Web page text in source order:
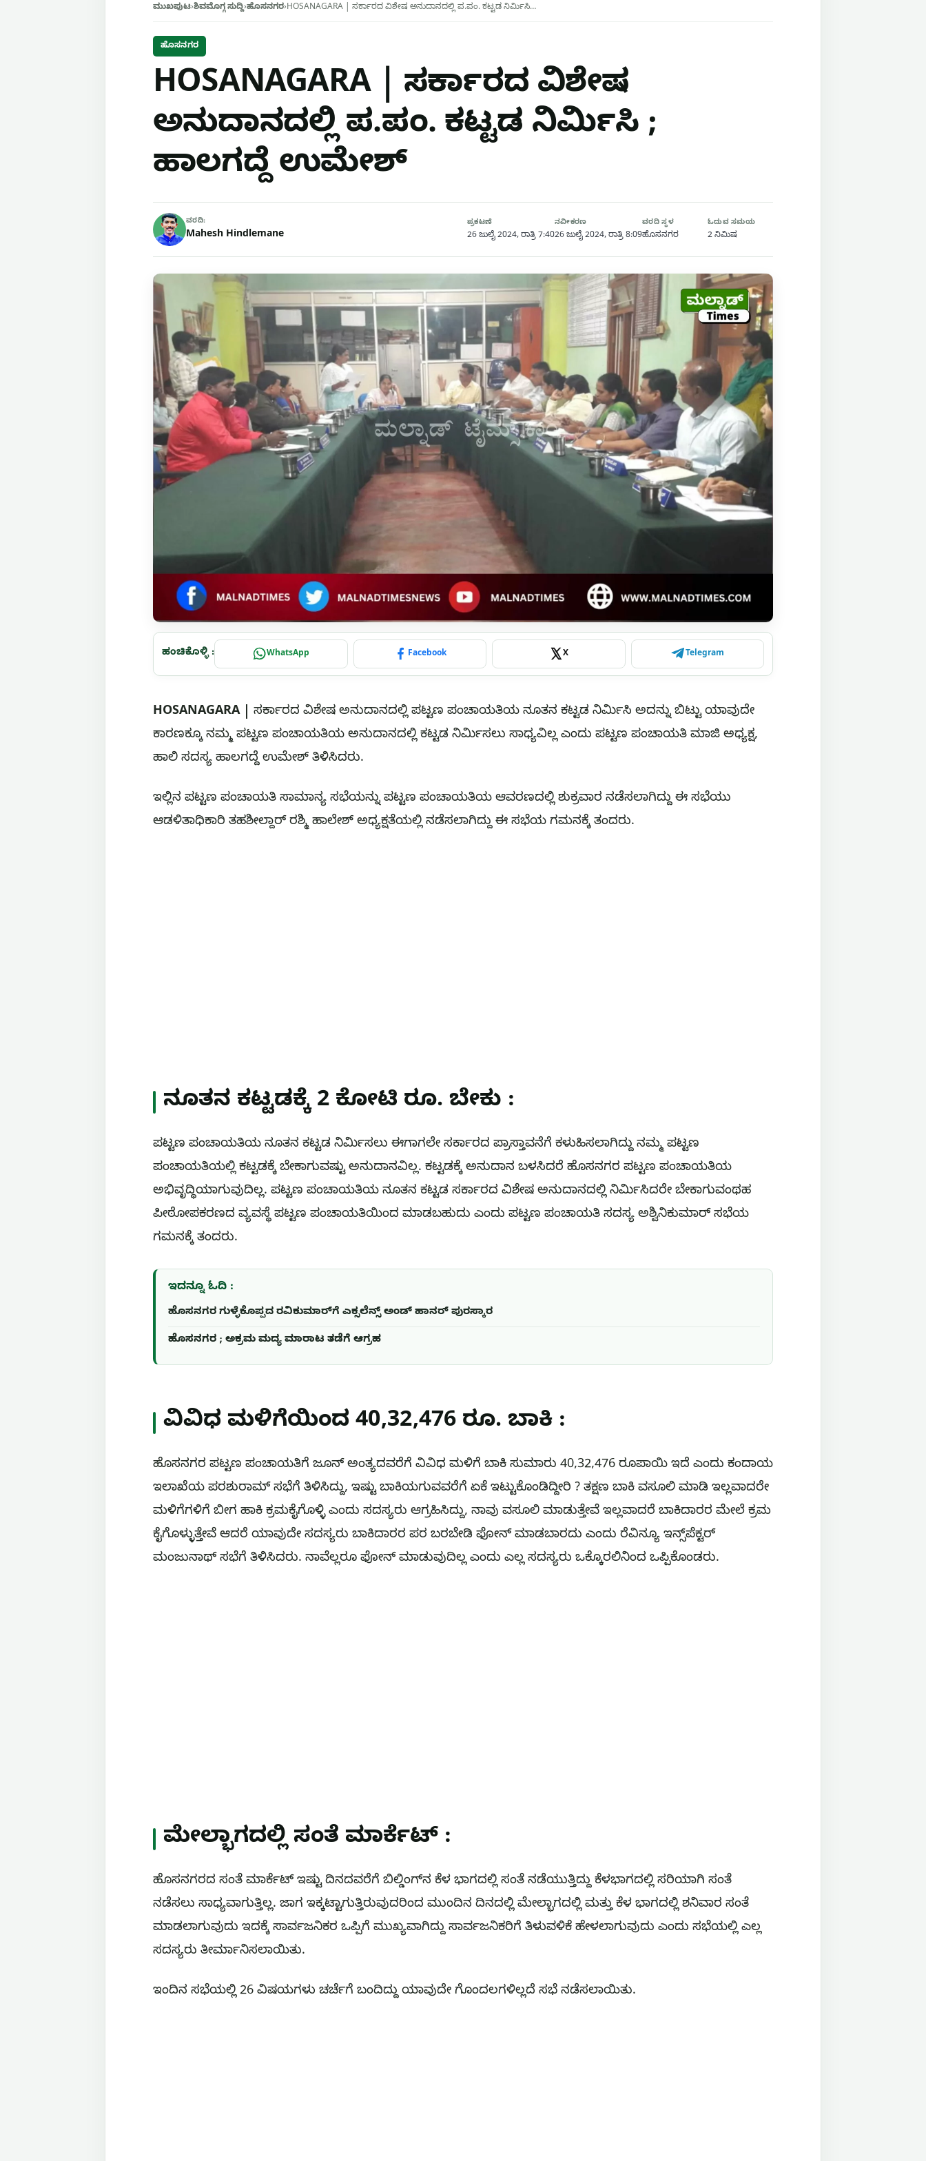
ಮುಖಪುಟ›ಶಿವಮೊಗ್ಗ ಸುದ್ದಿ›ಹೊಸನಗರ›HOSANAGARA | ಸರ್ಕಾರದ ವಿಶೇಷ ಅನುದಾನದಲ್ಲಿ ಪ.ಪಂ. ಕಟ್ಟಡ ನಿರ್ಮಿಸಿ…
ಹೊಸನಗರ
HOSANAGARA | ಸರ್ಕಾರದ ವಿಶೇಷ
ಅನುದಾನದಲ್ಲಿ ಪ.ಪಂ. ಕಟ್ಟಡ ನಿರ್ಮಿಸಿ ;
ಹಾಲಗದ್ದೆ ಉಮೇಶ್
ವರದಿ:
Mahesh Hindlemane
ಪ್ರಕಟಣೆ
26 ಜುಲೈ 2024, ರಾತ್ರಿ 7:40
ನವೀಕರಣ
26 ಜುಲೈ 2024, ರಾತ್ರಿ 8:09
ವರದಿ ಸ್ಥಳ
ಹೊಸನಗರ
ಓದುವ ಸಮಯ
2 ನಿಮಿಷ
ಹಂಚಿಕೊಳ್ಳಿ : WhatsApp Facebook X Telegram
HOSANAGARA | ಸರ್ಕಾರದ ವಿಶೇಷ ಅನುದಾನದಲ್ಲಿ ಪಟ್ಟಣ ಪಂಚಾಯತಿಯ ನೂತನ ಕಟ್ಟಡ ನಿರ್ಮಿಸಿ ಅದನ್ನು ಬಿಟ್ಟು ಯಾವುದೇ
ಕಾರಣಕ್ಕೂ ನಮ್ಮ ಪಟ್ಟಣ ಪಂಚಾಯತಿಯ ಅನುದಾನದಲ್ಲಿ ಕಟ್ಟಡ ನಿರ್ಮಿಸಲು ಸಾಧ್ಯವಿಲ್ಲ ಎಂದು ಪಟ್ಟಣ ಪಂಚಾಯತಿ ಮಾಜಿ ಅಧ್ಯಕ್ಷ,
ಹಾಲಿ ಸದಸ್ಯ ಹಾಲಗದ್ದೆ ಉಮೇಶ್‌ ತಿಳಿಸಿದರು.
ಇಲ್ಲಿನ ಪಟ್ಟಣ ಪಂಚಾಯತಿ ಸಾಮಾನ್ಯ ಸಭೆಯನ್ನು ಪಟ್ಟಣ ಪಂಚಾಯತಿಯ ಆವರಣದಲ್ಲಿ ಶುಕ್ರವಾರ ನಡೆಸಲಾಗಿದ್ದು ಈ ಸಭೆಯು
ಆಡಳಿತಾಧಿಕಾರಿ ತಹಶೀಲ್ದಾರ್ ರಶ್ಮಿ ಹಾಲೇಶ್‌ ಅಧ್ಯಕ್ಷತೆಯಲ್ಲಿ ನಡೆಸಲಾಗಿದ್ದು ಈ ಸಭೆಯ ಗಮನಕ್ಕೆ ತಂದರು.
ನೂತನ ಕಟ್ಟಡಕ್ಕೆ 2 ಕೋಟಿ ರೂ. ಬೇಕು :
ಪಟ್ಟಣ ಪಂಚಾಯತಿಯ ನೂತನ ಕಟ್ಟಡ ನಿರ್ಮಿಸಲು ಈಗಾಗಲೇ ಸರ್ಕಾರದ ಪ್ರಾಸ್ತಾವನೆಗೆ ಕಳುಹಿಸಲಾಗಿದ್ದು ನಮ್ಮ ಪಟ್ಟಣ
ಪಂಚಾಯತಿಯಲ್ಲಿ ಕಟ್ಟಡಕ್ಕೆ ಬೇಕಾಗುವಷ್ಟು ಅನುದಾನವಿಲ್ಲ. ಕಟ್ಟಡಕ್ಕೆ ಅನುದಾನ ಬಳಸಿದರೆ ಹೊಸನಗರ ಪಟ್ಟಣ ಪಂಚಾಯತಿಯ
ಅಭಿವೃದ್ಧಿಯಾಗುವುದಿಲ್ಲ. ಪಟ್ಟಣ ಪಂಚಾಯತಿಯ ನೂತನ ಕಟ್ಟಡ ಸರ್ಕಾರದ ವಿಶೇಷ ಅನುದಾನದಲ್ಲಿ ನಿರ್ಮಿಸಿದರೇ ಬೇಕಾಗುವಂಥಹ
ಪೀಠೋಪಕರಣದ ವ್ಯವಸ್ಥೆ ಪಟ್ಟಣ ಪಂಚಾಯತಿಯಿಂದ ಮಾಡಬಹುದು ಎಂದು ಪಟ್ಟಣ ಪಂಚಾಯತಿ ಸದಸ್ಯ ಅಶ್ವಿನಿಕುಮಾರ್‌ ಸಭೆಯ
ಗಮನಕ್ಕೆ ತಂದರು.
ಇದನ್ನೂ ಓದಿ :
ಹೊಸನಗರ ಗುಳ್ಳೆಕೊಪ್ಪದ ರವಿಕುಮಾರ್‌ಗೆ ಎಕ್ಸಲೆನ್ಸ್ ಅಂಡ್ ಹಾನರ್ ಪುರಸ್ಕಾರ
ಹೊಸನಗರ ; ಅಕ್ರಮ ಮದ್ಯ ಮಾರಾಟ ತಡೆಗೆ ಆಗ್ರಹ
ವಿವಿಧ ಮಳಿಗೆಯಿಂದ 40,32,476 ರೂ. ಬಾಕಿ :
ಹೊಸನಗರ ಪಟ್ಟಣ ಪಂಚಾಯತಿಗೆ ಜೂನ್ ಅಂತ್ಯದವರೆಗೆ ವಿವಿಧ ಮಳಿಗೆ ಬಾಕಿ ಸುಮಾರು 40,32,476 ರೂಪಾಯಿ ಇದೆ ಎಂದು ಕಂದಾಯ
ಇಲಾಖೆಯ ಪರಶುರಾಮ್‌ ಸಭೆಗೆ ತಿಳಿಸಿದ್ದು, ಇಷ್ಟು ಬಾಕಿಯಗುವವರೆಗೆ ಏಕೆ ಇಟ್ಟುಕೊಂಡಿದ್ದೀರಿ ? ತಕ್ಷಣ ಬಾಕಿ ವಸೂಲಿ ಮಾಡಿ ಇಲ್ಲವಾದರೇ
ಮಳಿಗೆಗಳಿಗೆ ಬೀಗ ಹಾಕಿ ಕ್ರಮಕೈಗೊಳ್ಳಿ ಎಂದು ಸದಸ್ಯರು ಆಗ್ರಹಿಸಿದ್ದು, ನಾವು ವಸೂಲಿ ಮಾಡುತ್ತೇವೆ ಇಲ್ಲವಾದರೆ ಬಾಕಿದಾರರ ಮೇಲೆ ಕ್ರಮ
ಕೈಗೊಳ್ಳುತ್ತೇವೆ ಆದರೆ ಯಾವುದೇ ಸದಸ್ಯರು ಬಾಕಿದಾರರ ಪರ ಬರಬೇಡಿ ಫೋನ್ ಮಾಡಬಾರದು ಎಂದು ರೆವಿನ್ಯೂ ಇನ್ಸ್‌ಪೆಕ್ಟರ್
ಮಂಜುನಾಥ್‌ ಸಭೆಗೆ ತಿಳಿಸಿದರು. ನಾವೆಲ್ಲರೂ ಫೋನ್ ಮಾಡುವುದಿಲ್ಲ ಎಂದು ಎಲ್ಲ ಸದಸ್ಯರು ಒಕ್ಕೊರಲಿನಿಂದ ಒಪ್ಪಿಕೊಂಡರು.
ಮೇಲ್ಭಾಗದಲ್ಲಿ ಸಂತೆ ಮಾರ್ಕೆಟ್ :
ಹೊಸನಗರದ ಸಂತೆ ಮಾರ್ಕೆಟ್ ಇಷ್ಟು ದಿನದವರೆಗೆ ಬಿಲ್ಡಿಂಗ್‌ನ ಕೆಳ ಭಾಗದಲ್ಲಿ ಸಂತೆ ನಡೆಯುತ್ತಿದ್ದು ಕೆಳಭಾಗದಲ್ಲಿ ಸರಿಯಾಗಿ ಸಂತೆ
ನಡೆಸಲು ಸಾಧ್ಯವಾಗುತ್ತಿಲ್ಲ. ಜಾಗ ಇಕ್ಕಟ್ಟಾಗುತ್ತಿರುವುದರಿಂದ ಮುಂದಿನ ದಿನದಲ್ಲಿ ಮೇಲ್ಭಾಗದಲ್ಲಿ ಮತ್ತು ಕೆಳ ಭಾಗದಲ್ಲಿ ಶನಿವಾರ ಸಂತೆ
ಮಾಡಲಾಗುವುದು ಇದಕ್ಕೆ ಸಾರ್ವಜನಿಕರ ಒಪ್ಪಿಗೆ ಮುಖ್ಯವಾಗಿದ್ದು ಸಾರ್ವಜನಿಕರಿಗೆ ತಿಳುವಳಿಕೆ ಹೇಳಲಾಗುವುದು ಎಂದು ಸಭೆಯಲ್ಲಿ ಎಲ್ಲ
ಸದಸ್ಯರು ತೀರ್ಮಾನಿಸಲಾಯಿತು.
ಇಂದಿನ ಸಭೆಯಲ್ಲಿ 26 ವಿಷಯಗಳು ಚರ್ಚೆಗೆ ಬಂದಿದ್ದು ಯಾವುದೇ ಗೊಂದಲಗಳಿಲ್ಲದೆ ಸಭೆ ನಡೆಸಲಾಯಿತು.